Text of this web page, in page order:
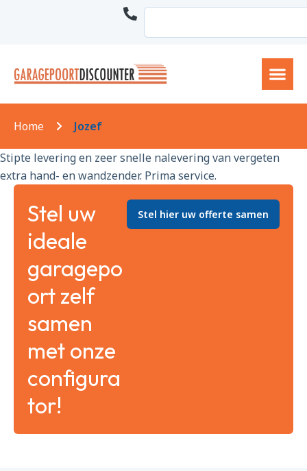
Home Jozef
Stipte levering en zeer snelle nalevering van vergeten
extra hand- en wandzender. Prima service.
Stel uw
ideale
garagepo
ort zelf
samen
met onze
configura
tor!
Stel hier uw offerte samen